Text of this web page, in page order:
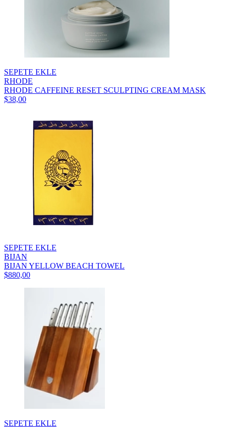
SEPETE EKLE
RHODE
RHODE CAFFEINE RESET SCULPTING CREAM MASK
$38,00
SEPETE EKLE
BIJAN
BIJAN YELLOW BEACH TOWEL
$880,00
SEPETE EKLE